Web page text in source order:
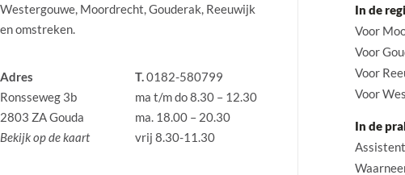
Westergouwe, Moordrecht, Gouderak, Reeuwijk
en omstreken.
Adres
Ronsseweg 3b
2803 ZA Gouda
Bekijk op de kaart
T.0182-580799
ma t/m do 8.30 – 12.30
ma. 18.00 – 20.30
vrij 8.30-11.30
In de
Voor
Voor
Voor
Voor
In de